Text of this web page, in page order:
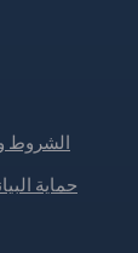
الشروط
حماية